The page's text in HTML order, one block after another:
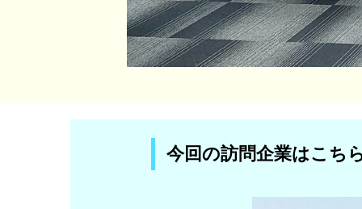
今回の訪問企業はこち